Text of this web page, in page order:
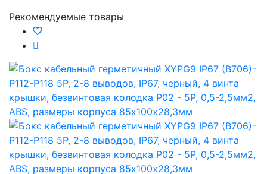
Рекомендуемые товары